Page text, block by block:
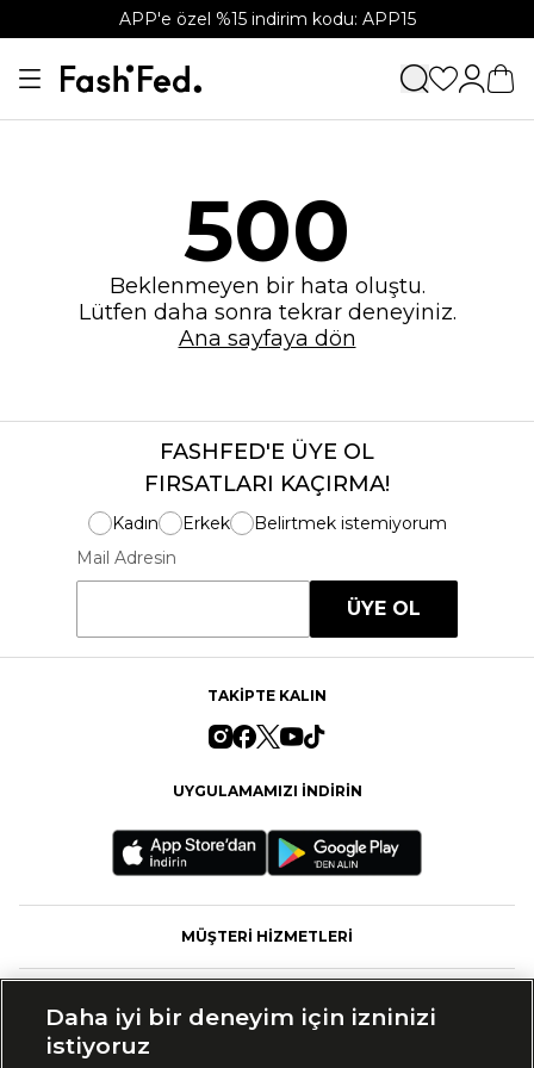
APP'e özel %15 indirim kodu: APP15
500
Beklenmeyen bir hata oluştu.
Lütfen daha sonra tekrar deneyiniz.
Ana sayfaya dön
FASHFED'E ÜYE OL
FIRSATLARI KAÇIRMA!
Kadın Erkek
Belirtmek istemiyorum
Mail Adresin
ÜYE OL
TAKİPTE KALIN
UYGULAMAMIZI İNDİRİN
MÜŞTERİ HİZMETLERİ
Daha iyi bir deneyim için izninizi
istiyoruz